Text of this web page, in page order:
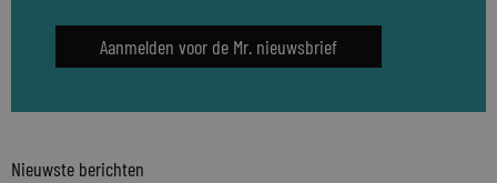
Aanmelden voor de Mr. nieuwsbrief
Nieuwste berichten